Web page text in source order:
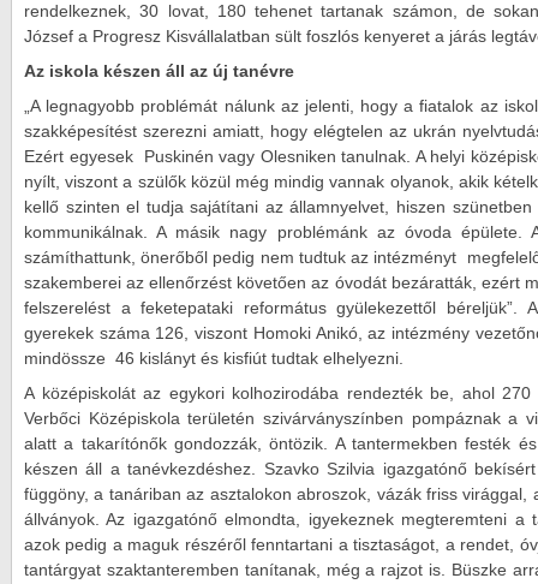
rendelkeznek, 30 lovat, 180 tehenet tartanak számon, de
József a Progresz Kisvállalatban sült foszlós kenyeret a járás
Az iskola készen áll az új tanévre
„A legnagyobb problémát nálunk az jelenti, hogy a fiatalok az
szakképesítést szerezni amiatt, hogy elégtelen az ukrán
Ezért egyesek Puskinén vagy Olesniken tanulnak. A helyi
nyílt, viszont a szülők közül még mindig vannak olyanok, akik
kellő szinten el tudja sajátítani az államnyelvet, hiszen
kommunikálnak. A másik nagy problémánk az óvoda épülete.
számíthattunk, önerőből pedig nem tudtuk az intézményt
szakemberei az ellenőrzést követően az óvodát bezáratták, ezért
felszerelést a feketepataki református gyülekezettől
gyerekek száma 126, viszont Homoki Anikó, az intézmény
mindössze 46 kislányt és kisfiút tudtak elhelyezni.
A középiskolát az egykori kolhozirodába rendezték be, ahol
Verbőci Középiskola területén szivárványszínben pompáznak a
alatt a takarítónők gondozzák, öntözik. A tantermekben festék
készen áll a tanévkezdéshez. Szavko Szilvia igazgatónő
függöny, a tanáriban az asztalokon abroszok, vázák friss virággal,
állványok. Az igazgatónő elmondta, igyekeznek megteremteni a
azok pedig a maguk részéről fenntartani a tisztaságot, a rendet,
tantárgyat szaktanteremben tanítanak, még a rajzot is. Büszke